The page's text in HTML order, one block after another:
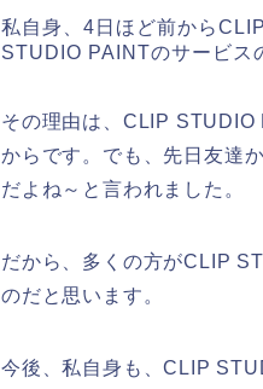
私自身、4日ほど前から
STUDIO PAINTのサービス
その理由は、CLIP STUDIO
からです。でも、先日友達
だよね～と言われました。
だから、多くの方がCLIP
のだと思います。
今後、私自身も、CLIP